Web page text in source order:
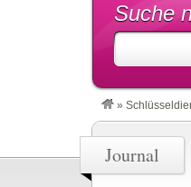
Suche
»
Journal